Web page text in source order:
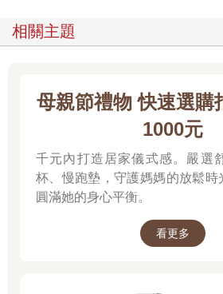
相關主題
母親節禮物 快速選購
1000元
千元內打造居家儀式感。嚴選
杯、慢跑墊，守護媽媽的放鬆時
圓滿她的身心平衡。
看更多